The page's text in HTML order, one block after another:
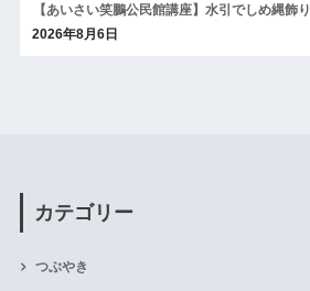
【あいさい笑鵬公民館講座】水引でしめ縄飾り
2026年8月6日
カテゴリー
つぶやき